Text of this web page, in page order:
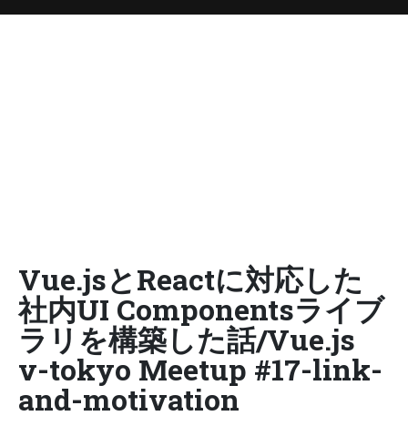
Vue.jsとReactに対応した
社内UI Componentsライブ
ラリを構築した話/Vue.js
v-tokyo Meetup #17-link-
and-motivation